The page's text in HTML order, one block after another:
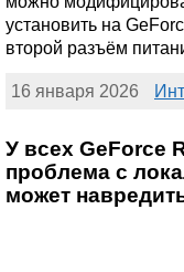
установить на
второй разъём
16 января 2026
У всех GeForce
проблема с
может